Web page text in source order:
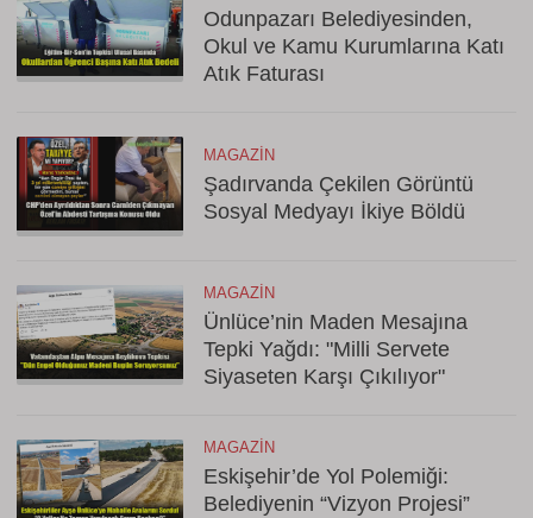
Odunpazarı Belediyesinden,
Okul ve Kamu Kurumlarına Katı
Atık Faturası
MAGAZIN
Şadırvanda Çekilen Görüntü
Sosyal Medyayı İkiye Böldü
MAGAZIN
Ünlüce’nin Maden Mesajına
Tepki Yağdı: "Milli Servete
Siyaseten Karşı Çıkılıyor"
MAGAZIN
Eskişehir’de Yol Polemiği:
Belediyenin “Vizyon Projesi”